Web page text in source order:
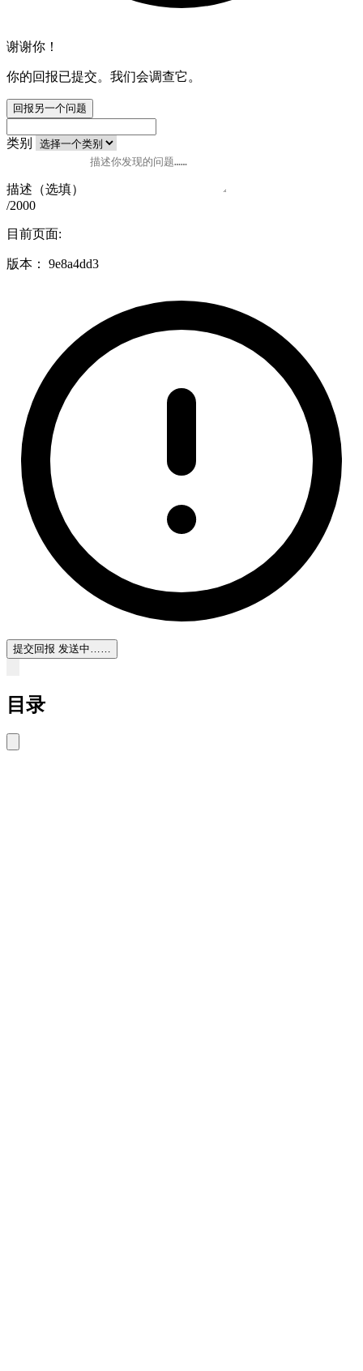
谢谢你！
你的回报已提交。我们会调查它。
回报另一个问题
类别
描述（选填）
/2000
目前页面:
版本： 9e8a4dd3
提交回报 发送中……
目录